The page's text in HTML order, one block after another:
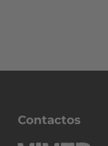
Contactos